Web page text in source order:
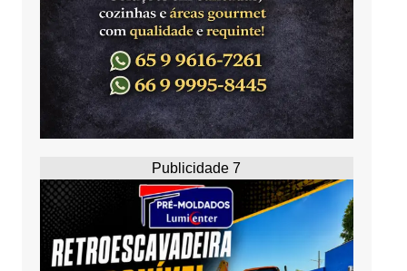
Publicidade 7